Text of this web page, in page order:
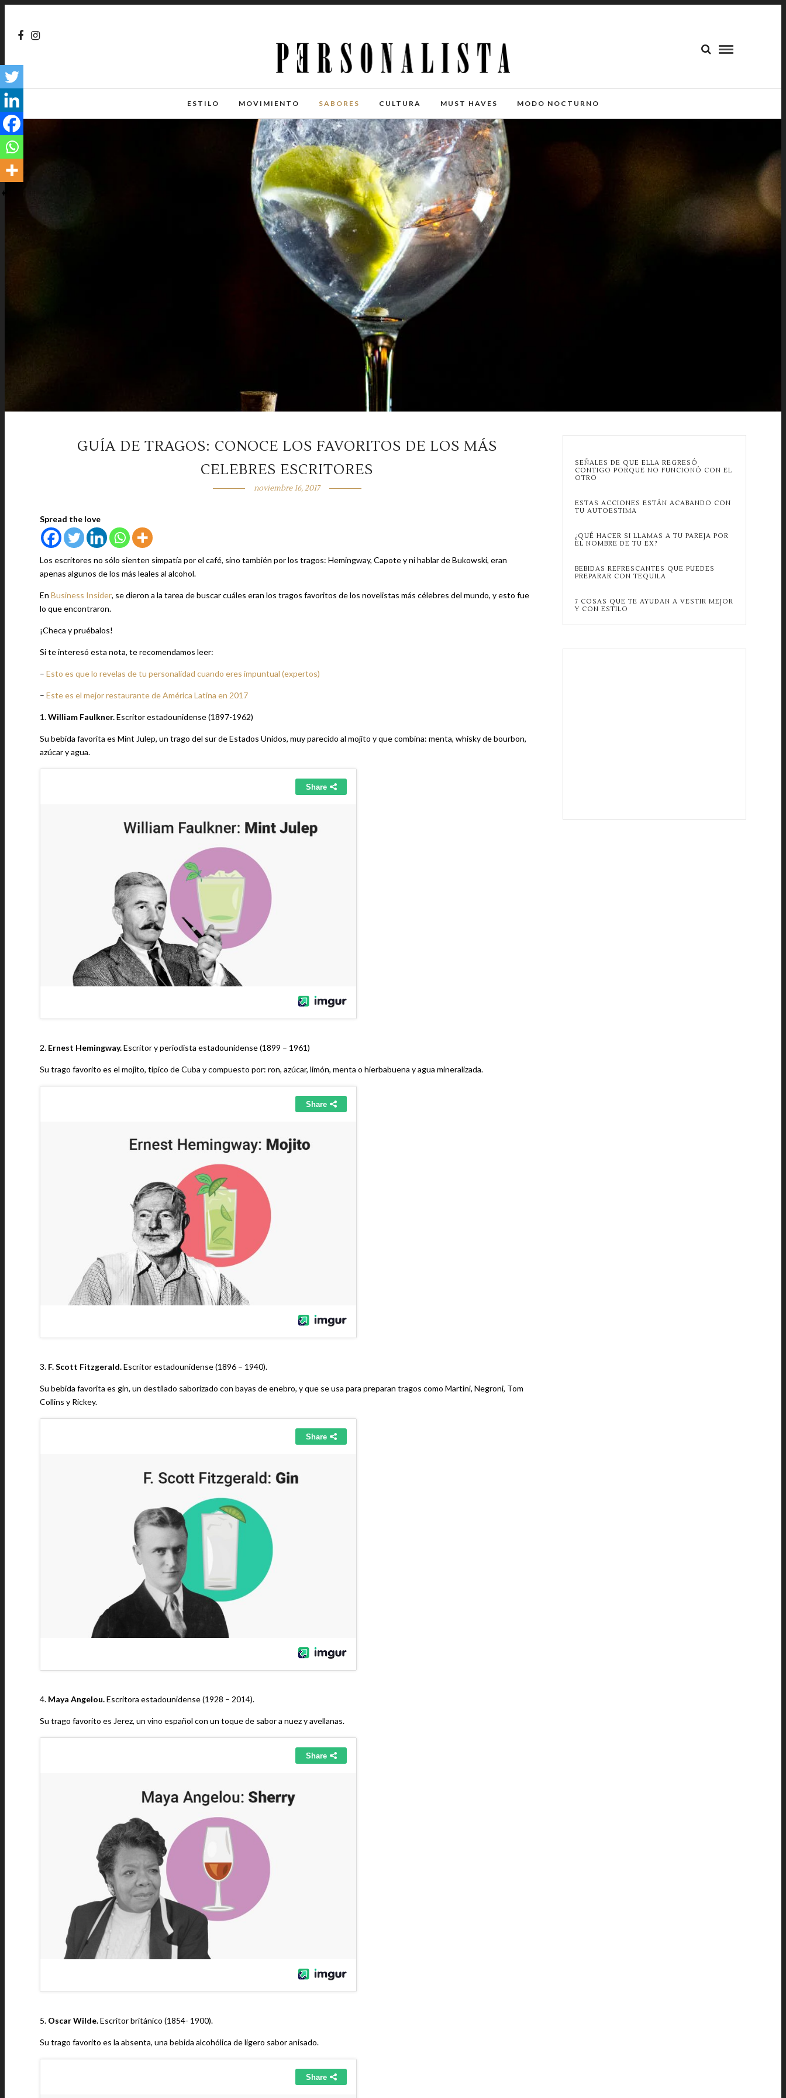
ESTILO MOVIMIENTO SABORES CULTURA MUST HAVES MODO NOCTURNO
GUÍA DE TRAGOS: CONOCE LOS FAVORITOS DE LOS MÁS
CELEBRES ESCRITORES
noviembre 16, 2017
Spread the love
Los escritores no sólo sienten simpatía por el café, sino también por los tragos: Hemingway, Capote y ni hablar de Bukowski, eran
apenas algunos de los más leales al alcohol.
En Business Insider, se dieron a la tarea de buscar cuáles eran los tragos favoritos de los novelistas más célebres del mundo, y esto fue
lo que encontraron.
¡Checa y pruébalos!
Si te interesó esta nota, te recomendamos leer:
– Esto es que lo revelas de tu personalidad cuando eres impuntual (expertos)
– Este es el mejor restaurante de América Latina en 2017
1.William Faulkner.Escritor estadounidense (1897-1962)
Su bebida favorita es Mint Julep, un trago del sur de Estados Unidos, muy parecido al mojito y que combina: menta, whisky de bourbon,
azúcar y agua.
2. Ernest Hemingway.Escritor y periodista estadounidense (1899 – 1961)
Su trago favorito es el mojito, típico de Cuba y compuesto por: ron, azúcar, limón, menta o hierbabuena y agua mineralizada.
3. F. Scott Fitzgerald.Escritor estadounidense (1896 – 1940).
Su bebida favorita es gin, un destilado saborizado con bayas de enebro, y que se usa para preparan tragos como Martini, Negroni, Tom
Collins y Rickey.
4. Maya Angelou.Escritora estadounidense (1928 – 2014).
Su trago favorito es Jerez, un vino español con un toque de sabor a nuez y avellanas.
5. Oscar Wilde.Escritor británico (1854- 1900).
Su trago favorito es la absenta, una bebida alcohólica de ligero sabor anisado.
SEÑALES DE QUE ELLA REGRESÓ
CONTIGO PORQUE NO FUNCIONÓ CON EL
OTRO
ESTAS ACCIONES ESTÁN ACABANDO CON
TU AUTOESTIMA
¿QUÉ HACER SI LLAMAS A TU PAREJA POR
EL NOMBRE DE TU EX?
BEBIDAS REFRESCANTES QUE PUEDES
PREPARAR CON TEQUILA
7 COSAS QUE TE AYUDAN A VESTIR MEJOR
Y CON ESTILO